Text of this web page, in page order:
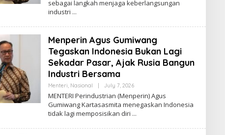
R
sebagai langkah menjaga keberlangsungan
industri
Menperin Agus Gumiwang
Tegaskan Indonesia Bukan Lagi
Sekadar Pasar, Ajak Rusia Bangun
Industri Bersama
Menteri, Nasional July 7, 2026B
R
O
A
MENTERI Perindustrian (Menperin) Agus
Gumiwang Kartasasmita menegaskan Indonesia
tidak lagi memposisikan diri